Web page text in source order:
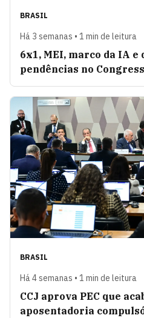
BRASIL
Há 3 semanas • 1 min de leitura
6x1, MEI, marco da IA e
pendências no
BRASIL
Há 4 semanas • 1 min de leitura
CCJ aprova PEC que
aposentadoria